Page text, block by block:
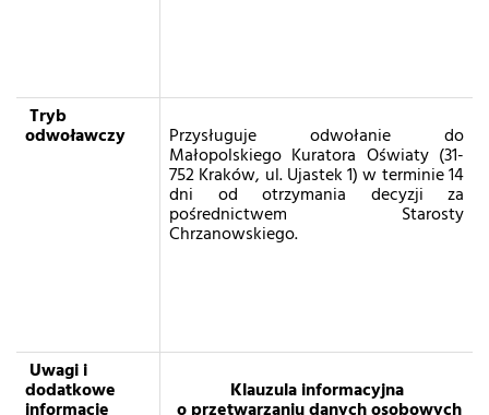
Tryb
odwoławczy Przysługuje odwołanie do
Małopolskiego Kuratora Oświaty (31-
752 Kraków, ul. Ujastek 1) w terminie 14
dni od otrzymania decyzji za
pośrednictwem Starosty
Chrzanowskiego.
Uwagi i
dodatkowe Klauzula informacyjna